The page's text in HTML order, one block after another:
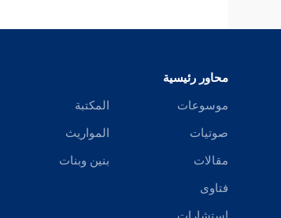
محاور رئيسية
موسوعات
صوتيات
مقالات
فتاوى
المكتبة
المواريث
بنين وبنات